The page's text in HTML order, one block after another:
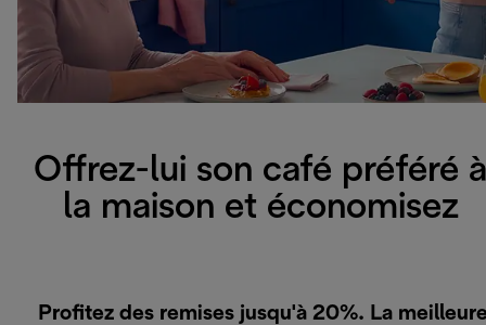
Offrez-lui son café préféré à
la maison et économisez
Profitez des remises jusqu'à 20%. La